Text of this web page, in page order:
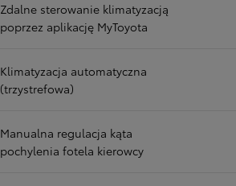
Zdalne sterowanie klimatyzacją
poprzez aplikację MyToyota
Klimatyzacja automatyczna
(trzystrefowa)
Manualna regulacja kąta
pochylenia fotela kierowcy